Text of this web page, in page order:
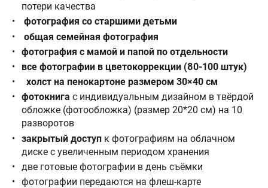
потери качества
фотография со старшими детьми
общая семейная фотография
фотография с мамой и папой по отдельности
все фотографии в цветокоррекции (80-100 штук)
холст на пенокартоне размером 30×40 см
фотокнига с индивидуальным дизайном в твёрдой
обложке (фотообложка) (размер 20*20 см) на 10
разворотов
закрытый доступ к фотографиям на облачном
диске с увеличенным периодом хранения
две готовые фотографии в день съёмки
фотографии передаются на флеш-карте